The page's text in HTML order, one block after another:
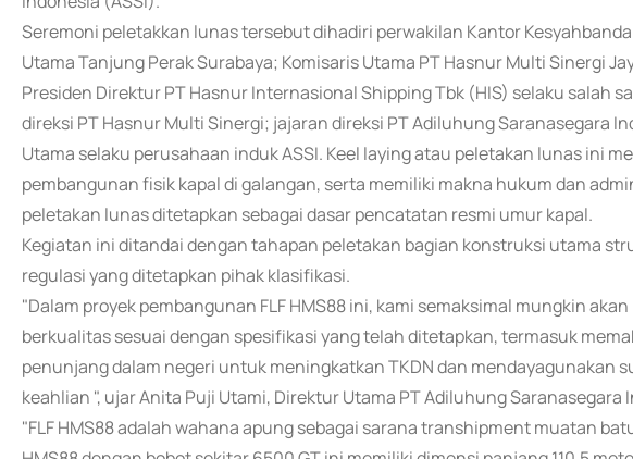
Seremoni peletakkan lunas tersebut dihadiri perwakilan Kantor
Utama Tanjung Perak Surabaya; Komisaris Utama PT Hasnur Multi Sinergi
Presiden Direktur PT Hasnur Internasional Shipping Tbk (HIS) selaku salah
direksi PT Hasnur Multi Sinergi; jajaran direksi PT Adiluhung Saranasegara
Utama selaku perusahaan induk ASSI. Keel laying atau peletakan lunas ini
pembangunan fisik kapal di galangan, serta memiliki makna hukum dan
peletakan lunas ditetapkan sebagai dasar pencatatan resmi umur kapal.
Kegiatan ini ditandai dengan tahapan peletakan bagian konstruksi utama
regulasi yang ditetapkan pihak klasifikasi.
"Dalam proyek pembangunan FLF HMS88 ini, kami semaksimal mungkin
berkualitas sesuai dengan spesifikasi yang telah ditetapkan, termasuk
penunjang dalam negeri untuk meningkatkan TKDN dan mendayagunakan
keahlian ", ujar Anita Puji Utami, Direktur Utama PT Adiluhung Saranasegara
"FLF HMS88 adalah wahana apung sebagai sarana transhipment muatan